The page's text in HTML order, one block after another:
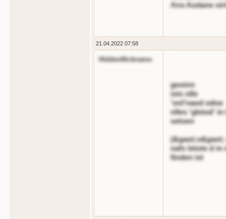
Ans Aodane
21.04.2022 07:58
HiddenNickname
geoinn
ists nlle
'onl'naod odne
nlles 'gleiod' in
setoen
nafs letote d in
finden ist